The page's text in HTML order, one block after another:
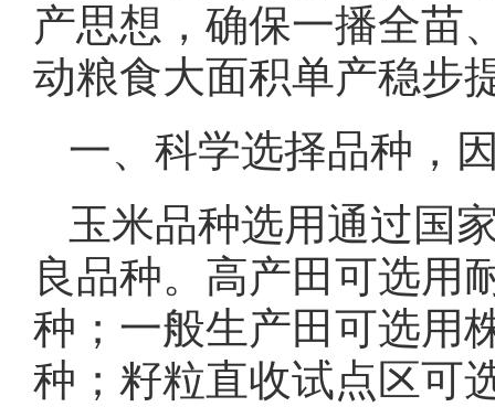
产思想，确保一播全苗
动粮食大面积单产稳步
一、科学选择品种，
玉米品种选用通过国
良品种。高产田可选用
种；一般生产田可选用
种；籽粒直收试点区可